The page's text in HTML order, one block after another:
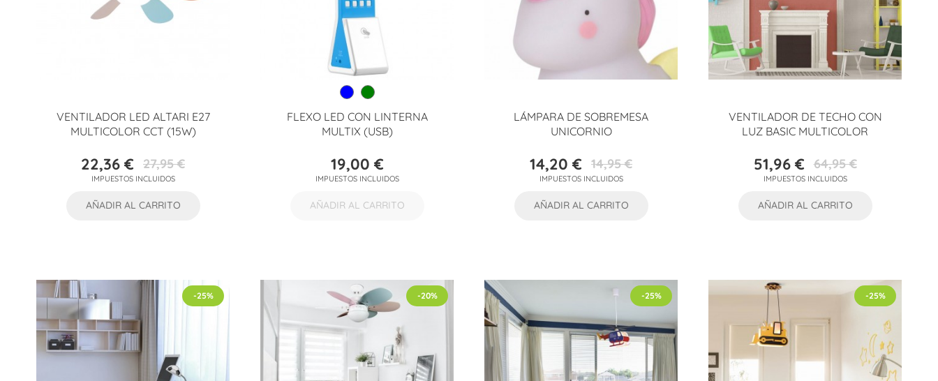
VENTILADOR LED ALTARI E27
MULTICOLOR CCT (15W)
Precio
22,36 €Precio
base
27,95 €
IMPUESTOS INCLUIDOS
AÑADIR AL CARRITO
FLEXO LED CON LINTERNA
MULTIX (USB)
Precio
19,00 €
IMPUESTOS INCLUIDOS
AÑADIR AL CARRITO
LÁMPARA DE SOBREMESA
UNICORNIO
Precio
14,20 €Precio
base
14,95 €
IMPUESTOS INCLUIDOS
AÑADIR AL CARRITO
VENTILADOR DE TECHO CON
LUZ BASIC MULTICOLOR
Precio
51,96 € Precio
base
64,95 €
IMPUESTOS INCLUIDOS
AÑADIR AL CARRITO
-25% -20% -25% -25%